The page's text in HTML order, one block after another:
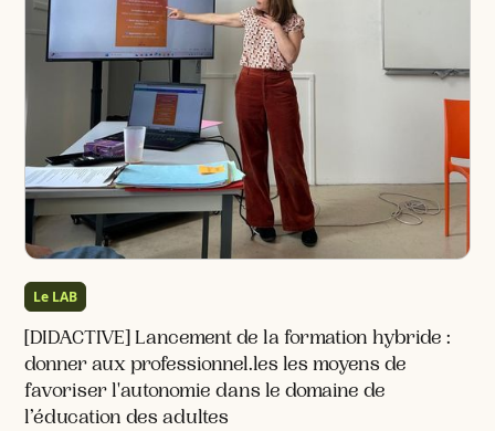
Le LAB
[DIDACTIVE] Lancement de la formation hybride :
donner aux professionnel.les les moyens de
favoriser l'autonomie dans le domaine de
l’éducation des adultes